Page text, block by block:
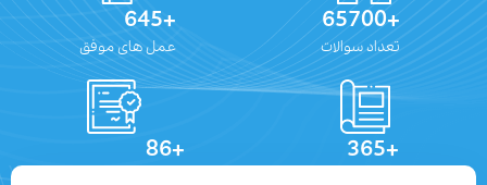
+65700
تعداد سوالات
+645
عمل های موفق
+365
+86